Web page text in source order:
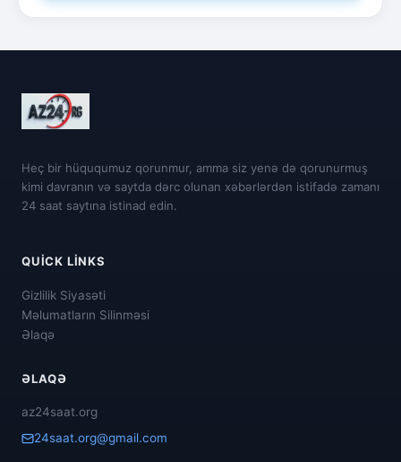
Heç bir hüququmuz qorunmur, amma siz yenə də qorunurmuş
kimi davranın və saytda dərc olunan xəbərlərdən istifadə zamanı
24 saat saytına istinad edin.
QUICK LINKS
Gizlilik Siyasəti
Məlumatların Silinməsi
Əlaqə
ƏLAQƏ
az24saat.org
24saat.org@gmail.com